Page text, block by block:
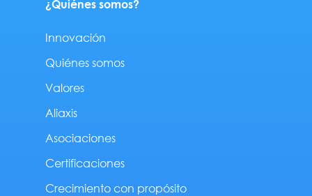
¿Quiénes somos?
Innovación
Quiénes somos
Valores
Aliaxis
Asociaciones
Certificaciones
Crecimiento con propósito